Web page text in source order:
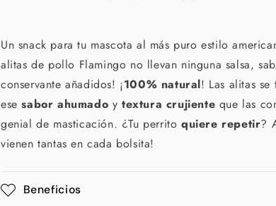
Un snack para tu mascota al más puro estilo
alitas de pollo Flamingo no llevan ninguna salsa,
conservante añadidos! ¡100% natural! Las alitas se
ese sabor ahumado ytextura crujiente que las
genial de masticación. ¿Tu perritoquiere repetir?
vienen tantas en cada bolsita!
Beneficios